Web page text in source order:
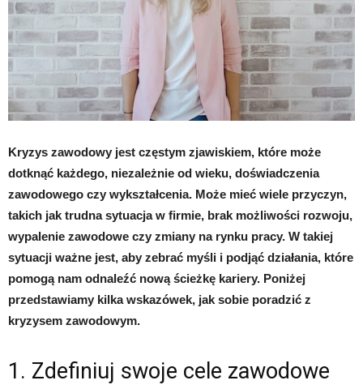
Kryzys zawodowy jest częstym zjawiskiem, które może
dotknąć każdego, niezależnie od wieku, doświadczenia
zawodowego czy wykształcenia. Może mieć wiele przyczyn,
takich jak trudna sytuacja w firmie, brak możliwości rozwoju,
wypalenie zawodowe czy zmiany na rynku pracy. W takiej
sytuacji ważne jest, aby zebrać myśli i podjąć działania, które
pomogą nam odnaleźć nową ścieżkę kariery. Poniżej
przedstawiamy kilka wskazówek, jak sobie poradzić z
kryzysem zawodowym.
1. Zdefiniuj swoje cele zawodowe